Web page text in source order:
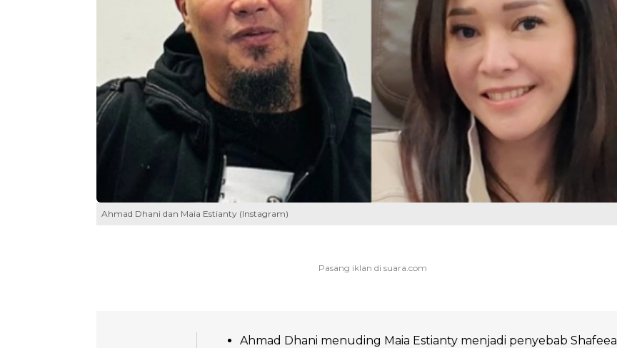
Ahmad Dhani dan Maia Estianty (Instagram)
Ahmad Dhani menuding Maia Estianty menjadi penyebab Shafeea